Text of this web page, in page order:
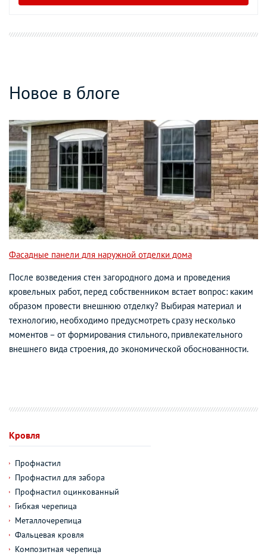
Новое в блоге
Фасадные панели для наружной отделки дома
После возведения стен загородного дома и проведения
кровельных работ, перед собственником встает вопрос: каким
образом провести внешнюю отделку? Выбирая материал и
технологию, необходимо предусмотреть сразу несколько
моментов – от формирования стильного, привлекательного
внешнего вида строения, до экономической обоснованности.
Кровля
Профнастил
Профнастил для забора
Профнастил оцинкованный
Гибкая черепица
Металлочерепица
Фальцевая кровля
Композитная черепица